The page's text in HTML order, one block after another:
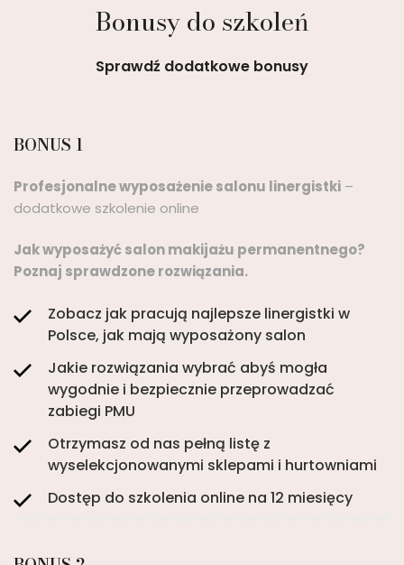
Bonusy do szkoleń
Sprawdź dodatkowe bonusy
BONUS 1
Profesjonalne wyposażenie salonu linergistki –
dodatkowe szkolenie online
Jak wyposażyć salon makijażu permanentnego?
Poznaj sprawdzone rozwiązania.
Zobacz jak pracują najlepsze linergistki w
Polsce, jak mają wyposażony salon
Jakie rozwiązania wybrać abyś mogła
wygodnie i bezpiecznie przeprowadzać
zabiegi PMU
Otrzymasz od nas pełną listę z
wyselekcjonowanymi sklepami i hurtowniami
Dostęp do szkolenia online na 12 miesięcy